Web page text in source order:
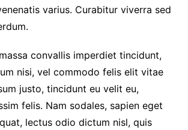
varius. Curabitur viverra sed
convallis imperdiet tincidunt,
nisi, vel commodo felis elit vitae
justo, tincidunt eu velit eu,
felis. Nam sodales, sapien eget
lectus odio dictum nisl, quis